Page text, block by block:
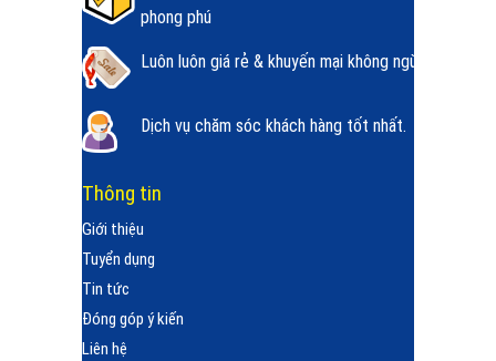
phong phú
Luôn luôn giá rẻ & khuyến mại không ngừng.
Dịch vụ chăm sóc khách hàng tốt nhất.
Thông tin
Giới thiệu
Tuyển dụng
Tin tức
Đóng góp ý kiến
Liên hệ